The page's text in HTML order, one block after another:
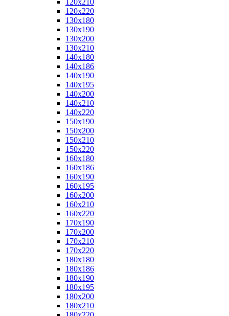
120x210
120x220
130x180
130x190
130x200
130x210
140x180
140x186
140x190
140x195
140x200
140x210
140x220
150x190
150x200
150x210
150x220
160x180
160x186
160x190
160x195
160x200
160x210
160x220
170x190
170x200
170x210
170x220
180x180
180x186
180x190
180x195
180x200
180x210